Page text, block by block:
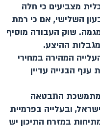
מצביעים כי חלה
השלישי, אם כי רמת
שוק העבודה מוסיף
ההיצע.
המהירה במחירי
ענף הבנייה עדיין
המתמשכת התבטאה
ובעלייה בפרמיית
במזרח התיכון יש